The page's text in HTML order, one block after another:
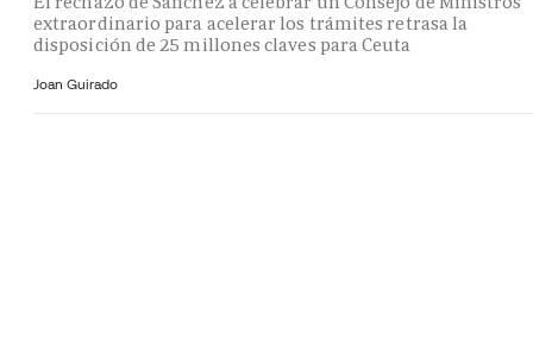
extraordinario para acelerar los trámites retrasa la
disposición de 25 millones claves para Ceuta
Joan Guirado